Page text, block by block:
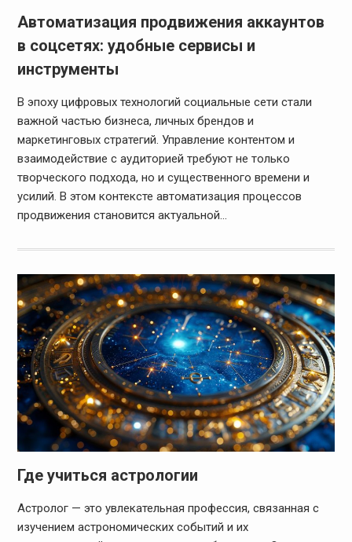
Автоматизация продвижения аккаунтов
в соцсетях: удобные сервисы и
инструменты
В эпоху цифровых технологий социальные сети стали
важной частью бизнеса, личных брендов и
маркетинговых стратегий. Управление контентом и
взаимодействие с аудиторией требуют не только
творческого подхода, но и существенного времени и
усилий. В этом контексте автоматизация процессов
продвижения становится актуальной…
Где учиться астрологии
Астролог — это увлекательная профессия, связанная с
изучением астрономических событий и их